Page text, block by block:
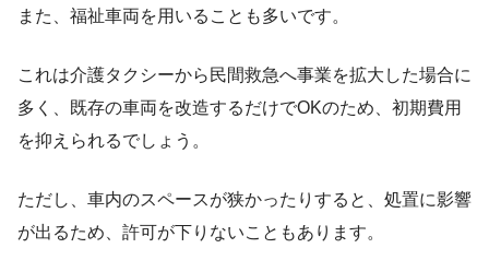
また、福祉車両を用いることも多いです。
これは介護タクシーから民間救急へ事業を拡大した場合に
多く、既存の車両を改造するだけでOKのため、初期費用
を抑えられるでしょう。
ただし、車内のスペースが狭かったりすると、処置に影響
が出るため、許可が下りないこともあります。